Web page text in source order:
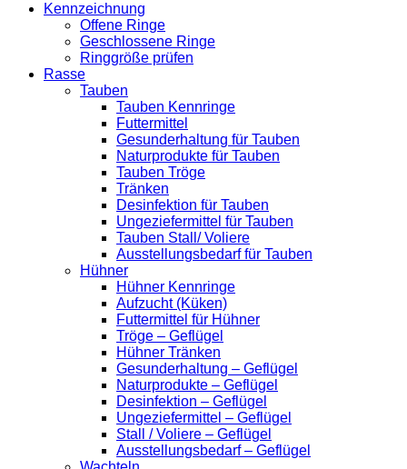
Kennzeichnung
Offene Ringe
Geschlossene Ringe
Ringgröße prüfen
Rasse
Tauben
Tauben Kennringe
Futtermittel
Gesunderhaltung für Tauben
Naturprodukte für Tauben
Tauben Tröge
Tränken
Desinfektion für Tauben
Ungeziefermittel für Tauben
Tauben Stall/ Voliere
Ausstellungsbedarf für Tauben
Hühner
Hühner Kennringe
Aufzucht (Küken)
Futtermittel für Hühner
Tröge – Geflügel
Hühner Tränken
Gesunderhaltung – Geflügel
Naturprodukte – Geflügel
Desinfektion – Geflügel
Ungeziefermittel – Geflügel
Stall / Voliere – Geflügel
Ausstellungsbedarf – Geflügel